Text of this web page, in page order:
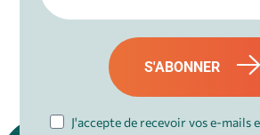
S'ABONNER
J'accepte de recevoir vos e-mails